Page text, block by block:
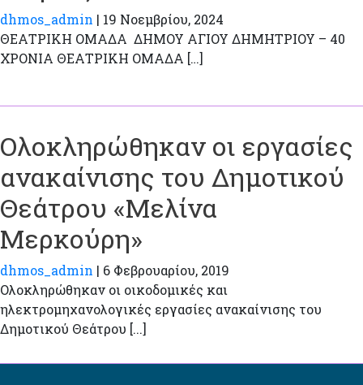
dhmos_admin | 19 Νοεμβρίου, 2024
ΘΕΑΤΡΙΚΗ ΟΜΑΔΑ ΔΗΜΟΥ ΑΓΙΟΥ ΔΗΜΗΤΡΙΟΥ – 40
ΧΡΟΝΙΑ ΘΕΑΤΡΙΚΗ ΟΜΑΔΑ […]
Ολοκληρώθηκαν οι εργασίες
ανακαίνισης του Δημοτικού
Θεάτρου «Μελίνα
Μερκούρη»
dhmos_admin | 6 Φεβρουαρίου, 2019
Ολοκληρώθηκαν οι οικοδομικές και
ηλεκτρομηχανολογικές εργασίες ανακαίνισης του
Δημοτικού Θεάτρου [...]